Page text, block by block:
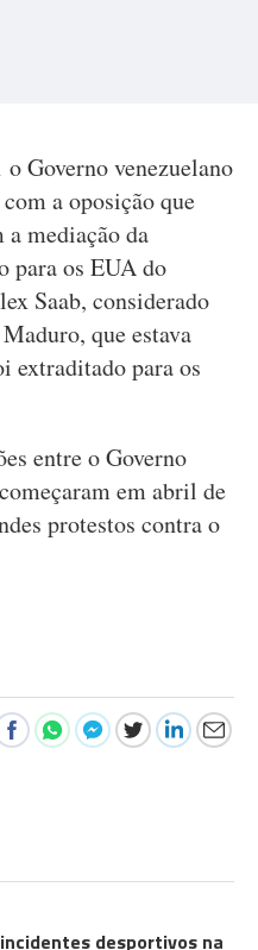
Governo venezuelano
a oposição que
mediação da
para os EUA do
Saab, considerado
que estava
extraditado para os
entre o Governo
em abril de
protestos contra o
desportivos na